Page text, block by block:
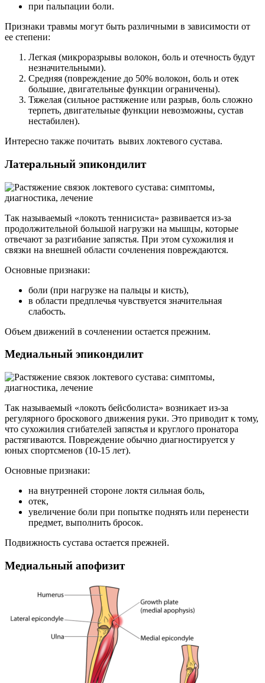
при пальпации боли.
Признаки травмы могут быть различными в зависимости от
ее степени:
Легкая (микроразрывы волокон, боль и отечность будут
незначительными).
Средняя (повреждение до 50% волокон, боль и отек
большие, двигательные функции ограничены).
Тяжелая (сильное растяжение или разрыв, боль сложно
терпеть, двигательные функции невозможны, сустав
нестабилен).
Интересно также почитать вывих локтевого сустава.
Латеральный эпикондилит
Так называемый «локоть теннисиста» развивается из-за
продолжительной большой нагрузки на мышцы, которые
отвечают за разгибание запястья. При этом сухожилия и
связки на внешней области сочленения повреждаются.
Основные признаки:
боли (при нагрузке на пальцы и кисть),
в области предплечья чувствуется значительная
слабость.
Объем движений в сочленении остается прежним.
Медиальный эпикондилит
Так называемый «локоть бейсболиста» возникает из-за
регулярного броскового движения руки. Это приводит к тому,
что сухожилия сгибателей запястья и круглого пронатора
растягиваются. Повреждение обычно диагностируется у
юных спортсменов (10-15 лет).
Основные признаки:
на внутренней стороне локтя сильная боль,
отек,
увеличение боли при попытке поднять или перенести
предмет, выполнить бросок.
Подвижность сустава остается прежней.
Медиальный апофизит